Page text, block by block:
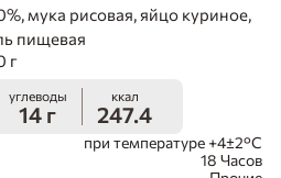
г
углеводы
14 г
ккал
247.4
при температуре +4±2°С
18 Часов
мука рисовая, яйцо куриное,
пищевая